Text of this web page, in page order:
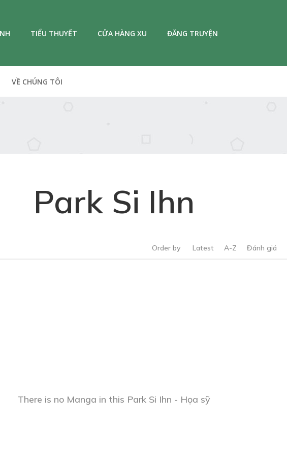
TIỂU THUYẾT CỬA HÀNG XU ĐĂNG TRUYỆN
VỀ CHÚNG TÔI
Park Si Ihn
Order by Latest A-Z Đánh giá
There is no Manga in this Park Si Ihn - Họa sỹ